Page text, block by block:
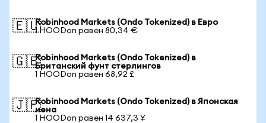
🇪🇺Robinhood Markets (Ondo Tokenized) в Евро
1 HOODon равен 80,34 €
🇬🇧Robinhood Markets (Ondo Tokenized) в
Британский фунт стерлингов
1 HOODon равен 68,92 £
🇯🇵Robinhood Markets (Ondo Tokenized) в Японская
иена
1 HOODon равен 14 637,3 ¥